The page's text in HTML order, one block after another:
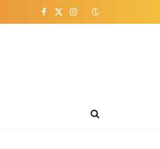
Facebook
X
Instagram